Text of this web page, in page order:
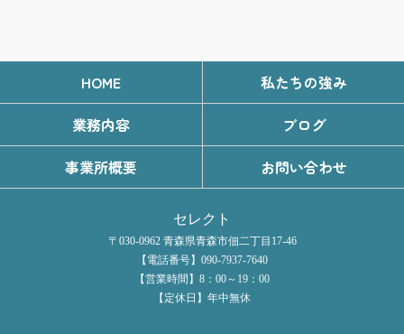
HOME
私たちの強み
業務内容
ブログ
事業所概要
お問い合わせ
セレクト
〒030-0962 青森県青森市佃二丁目17-46
【電話番号】090-7937-7640
【営業時間】8：00～19：00
【定休日】年中無休